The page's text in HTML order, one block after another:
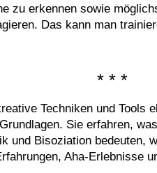
zu erkennen sowie
Das kann man
Techniken und Tools
Sie erfahren,
und Bisoziation bedeuten,
Aha-Erlebnisse